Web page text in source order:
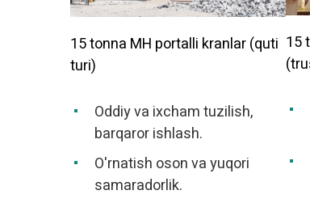
15 tonna MH portalli kranlar (quti
turi)
Oddiy va ixcham tuzilish,
barqaror ishlash.
O'rnatish oson va yuqori
samaradorlik.
15